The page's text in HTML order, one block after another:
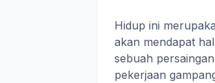
Hidup ini
akan mendapat
sebuah
pekerjaan